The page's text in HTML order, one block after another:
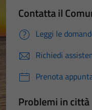
Contatta il
Leggi le
Richiedi
Prenota
Problemi in città